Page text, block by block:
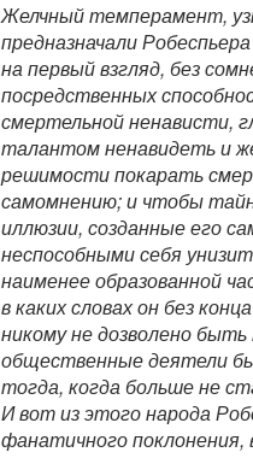
Желчный темперамент,
предназначали
на первый взгляд, без
посредственных
смертельной ненависти,
талантом ненавидеть и
решимости покарать
самомнению; и чтобы
иллюзии, созданные его
неспособными себя
наименее образованной
в каких словах он без
никому не дозволено
общественные деятели
тогда, когда больше не
И вот из этого народа
фанатичного